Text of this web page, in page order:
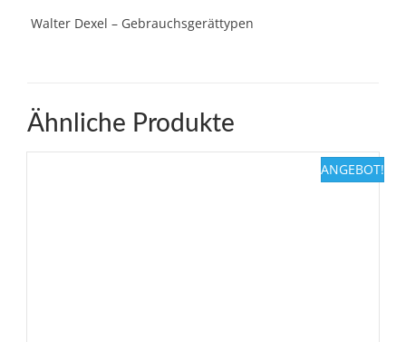
Walter Dexel – Gebrauchsgerättypen
Ähnliche Produkte
ANGEBOT!